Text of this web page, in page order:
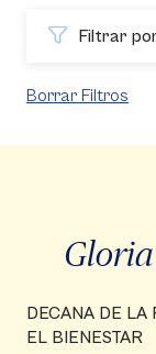
Filtrar
Borrar Filtros
DECANA DE LA
EL BIENESTAR